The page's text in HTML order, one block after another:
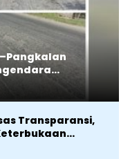
Transparansi,
Ranperda